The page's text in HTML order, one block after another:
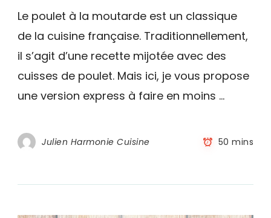
et
aux
–
Recette
Le poulet à la moutarde est un classique
de la cuisine française. Traditionnellement,
il s’agit d’une recette mijotée avec des
cuisses de poulet. Mais ici, je vous propose
une version express à faire en moins …
Julien Harmonie Cuisine 50 mins